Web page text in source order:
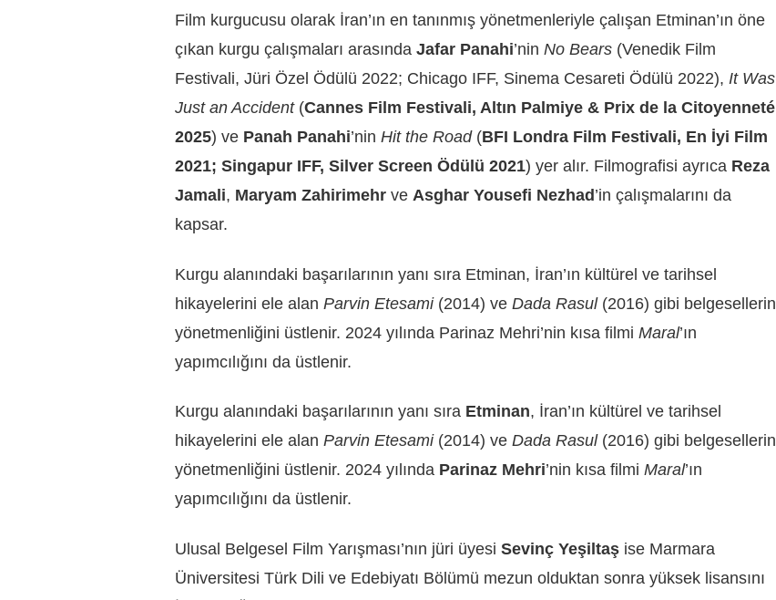
Film kurgucusu olarak İran’ın en tanınmış yönetmenleriyle çalışan Etminan’ın öne
çıkan kurgu çalışmaları arasında Jafar Panahi’nin No Bears (Venedik Film
Festivali, Jüri Özel Ödülü 2022; Chicago IFF, Sinema Cesareti Ödülü 2022), It Was
Just an Accident(Cannes Film Festivali, Altın Palmiye & Prix de la Citoyenneté
2025) ve Panah Panahi’nin Hit the Road (BFI Londra Film Festivali, En İyi Film
2021; Singapur IFF, Silver Screen Ödülü 2021) yer alır. Filmografisi ayrıca Reza
Jamali, Maryam Zahirimehr ve Asghar Yousefi Nezhad ’in çalışmalarını da
kapsar.
Kurgu alanındaki başarılarının yanı sıra Etminan, İran’ın kültürel ve tarihsel
hikayelerini ele alan Parvin Etesami(2014) ve Dada Rasul(2016) gibi belgesellerin
yönetmenliğini üstlenir. 2024 yılında Parinaz Mehri’nin kısa filmi Maral’ın
yapımcılığını da üstlenir.
Kurgu alanındaki başarılarının yanı sıra Etminan, İran’ın kültürel ve tarihsel
hikayelerini ele alan Parvin Etesami(2014) ve Dada Rasul(2016) gibi belgesellerin
yönetmenliğini üstlenir. 2024 yılında Parinaz Mehri’nin kısa filmi Maral’ın
yapımcılığını da üstlenir.
Ulusal Belgesel Film Yarışması’nın jüri üyesi Sevinç Yeşiltaş ise Marmara
Üniversitesi Türk Dili ve Edebiyatı Bölümü mezun olduktan sonra yüksek lisansını